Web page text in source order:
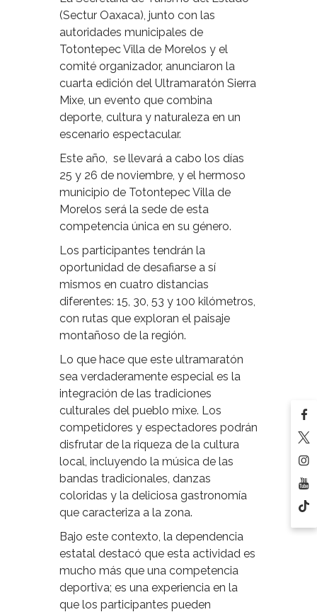
(Sectur Oaxaca), junto con las
autoridades municipales de
Totontepec Villa de Morelos y el
comité organizador, anunciaron la
cuarta edición del Ultramaratón Sierra
Mixe, un evento que combina
deporte, cultura y naturaleza en un
escenario espectacular.
Este año,
se llevará a cabo los días
25 y 26 de noviembre, y el hermoso
municipio de Totontepec Villa de
Morelos será la sede de esta
competencia única en su género.
Los participantes tendrán la
oportunidad de desafiarse a sí
mismos en cuatro distancias
diferentes: 15, 30, 53 y 100 kilómetros,
con rutas que exploran el paisaje
montañoso de la región.
Lo que hace que este ultramaratón
sea verdaderamente especial es la
integración de las tradiciones
culturales del pueblo mixe. Los
competidores y espectadores podrán
disfrutar de la riqueza de la cultura
local, incluyendo la música de las
bandas tradicionales, danzas
coloridas y la deliciosa gastronomía
que caracteriza a la zona.
Bajo este contexto, la dependencia
estatal destacó que esta actividad es
mucho más que una competencia
deportiva; es una experiencia en la
que los participantes pueden